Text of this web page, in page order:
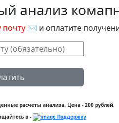
анализ
почту✉ и оплатите
расчеты анализа. Цена - 200 рублей.
в - Поддержку